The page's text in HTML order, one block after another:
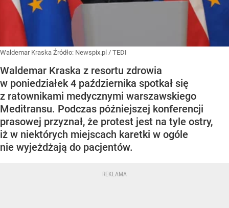
Waldemar Kraska Źródło: Newspix.pl / TEDI
Waldemar Kraska z resortu zdrowia
w poniedziałek 4 października spotkał się
z ratownikami medycznymi warszawskiego
Meditransu. Podczas późniejszej konferencji
prasowej przyznał, że protest jest na tyle ostry,
iż w niektórych miejscach karetki w ogóle
nie wyjeżdżają do pacjentów.